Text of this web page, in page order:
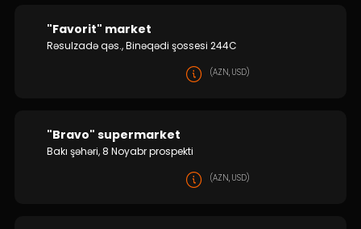
"Favorit" market
Rəsulzadə qəs., Binəqədi şossesi 244C
(AZN, USD)
"Bravo" supermarket
Bakı şəhəri, 8 Noyabr prospekti
(AZN, USD)